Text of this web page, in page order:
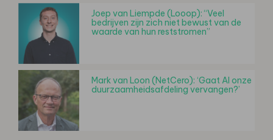
Joep van Liempde (Looop): “Veel
bedrijven zijn zich niet bewust van de
waarde van hun reststromen”
Mark van Loon (NetCero): ‘Gaat AI onze
duurzaamheidsafdeling vervangen?’